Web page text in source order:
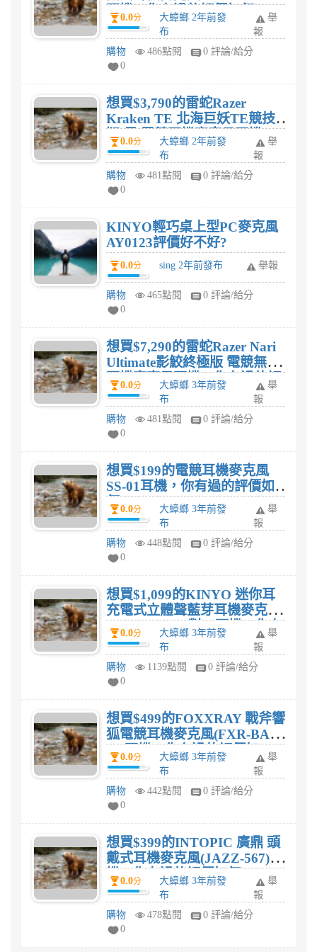
耳機，你有過的評價如何?
0.0分
大蟑螂 2年前發
布
舉
報
購物
486點閱
0 評論/給分
0
想買$3,790的雷蛇Razer
Kraken TE 北海巨妖TE競技
版-黑 電競耳機麥克風耳機，
你有過的評價如何?
0.0分
大蟑螂 2年前發
布
舉
報
購物
481點閱
0 評論/給分
0
KINYO輕巧桌上型PC麥克風
AY0123評價好不好?
0.0分 sing 2年前發布 舉報
購物 465點閱
0 評論/給分
0
想買$7,290的雷蛇Razer Nari
Ultimate影鮫終極版 電競無線
耳機麥克風耳機，你有過的評
價如何?
0.0分
大蟑螂 3年前發
布
舉
報
購物
481點閱
0 評論/給分
0
想買$199的電競耳機麥克風
SS-01耳機，你有過的評價如
何?0.0分
大蟑螂 3年前發
布
舉
報
購物
448點閱
0 評論/給分
0
想買$1,099的KINYO 迷你耳
充電式立體聲藍芽耳機麥克風
(BTE-3920)一對二耳機，你有
過的評價如何?
0.0分
大蟑螂 3年前發
布
舉
報
購物
1139點閱
0 評論/給分
0
想買$499的FOXXRAY 戰斧響
狐電競耳機麥克風(FXR-BAL-
35)耳機，你有過的評價如
何?
0.0分
大蟑螂 3年前發
布
舉
報
購物
442點閱
0 評論/給分
0
想買$399的INTOPIC 廣鼎 頭
戴式耳機麥克風(JAZZ-567)耳
機，你有過的評價如何?
0.0分
大蟑螂 3年前發
布
舉
報
購物
478點閱
0 評論/給分
0